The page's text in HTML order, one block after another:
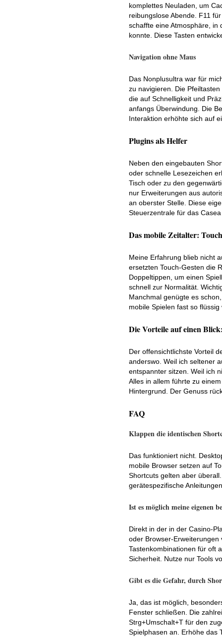
komplettes Neuladen, um
reibungslose Abende. F11
schaffte eine Atmosphäre, in
konnte. Diese Tasten
Navigation ohne Maus
Das Nonplusultra war für
zu navigieren. Die
die auf Schnelligkeit und
anfangs Überwindung. Die
Interaktion erhöhte sich auf
Plugins als Helfer
Neben den eingebauten
oder schnelle Lesezeichen
Tisch oder zu den
nur Erweiterungen aus
an oberster Stelle. Diese
Steuerzentrale für das
Das mobile Zeitalter:
Meine Erfahrung blieb nicht
ersetzten Touch-Gesten die
Doppeltippen, um einen
schnell zur Normalität.
Manchmal genügte es
mobile Spielen fast so flüssig
Die Vorteile auf einen
Der offensichtlichste Vorteil
anderswo. Weil ich seltener
entspannter sitzen. Weil ich
Alles in allem führte zu
Hintergrund. Der Genuss
FAQ
Klappen die identischen
Das funktioniert nicht.
mobile Browser setzen auf
Shortcuts gelten aber
gerätespezifische
Ist es möglich meine eigenen
Direkt in der in der Casino-
oder Browser-
Tastenkombinationen für oft
Sicherheit. Nutze nur Tools
Gibt es die Gefahr, durch
Ja, das ist möglich,
Fenster schließen. Die
Strg+Umschalt+T für den
Spielphasen an. Erhöhe das